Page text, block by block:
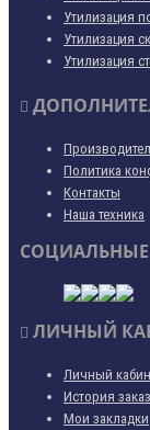
Утилизация
Утилизация
Утилизация
Политика
Контакты
Наша техника
СОЦИАЛЬНЫЕ
ЛИЧНЫЙ
Личный
История
Мои закладки